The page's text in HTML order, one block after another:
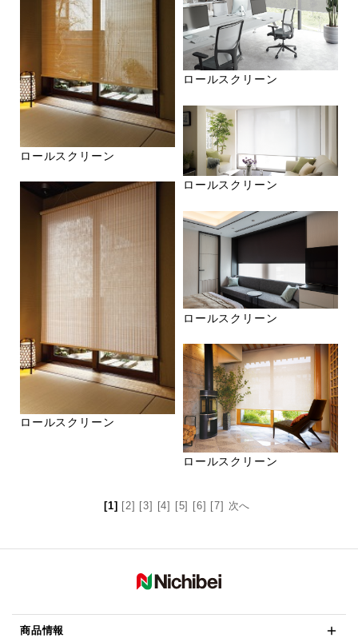
ロールスクリーン
ロールスクリーン
ロールスクリーン
ロールスクリーン
ロールスクリーン
ロールスクリーン
[1] [2] [3] [4] [5] [6] [7] 次へ
商品情報